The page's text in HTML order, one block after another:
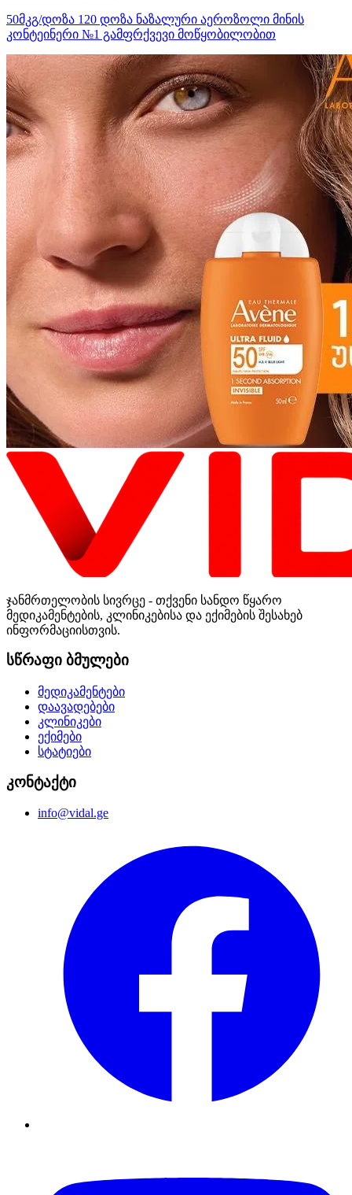
50მკგ/დოზა 120 დოზა ნაზალური აეროზოლი მინის
კონტეინერი №1 გამფრქვევი მოწყობილობით
ჯანმრთელობის სივრცე - თქვენი სანდო წყარო
მედიკამენტების, კლინიკებისა და ექიმების შესახებ
ინფორმაციისთვის.
სწრაფი ბმულები
მედიკამენტები
დაავადებები
კლინიკები
ექიმები
სტატიები
კონტაქტი
info@vidal.ge